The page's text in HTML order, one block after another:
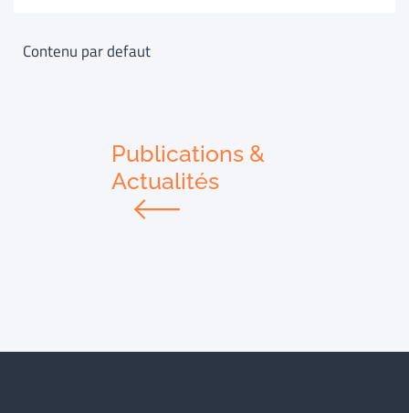
Contenu par defaut
Publications &
Actualités